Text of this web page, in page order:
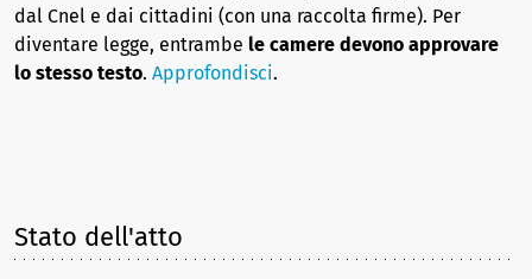
dal Cnel e dai cittadini (con una raccolta firme). Per
diventare legge, entrambe le camere devono approvare
lo stesso testo. Approfondisci.
Stato dell'atto